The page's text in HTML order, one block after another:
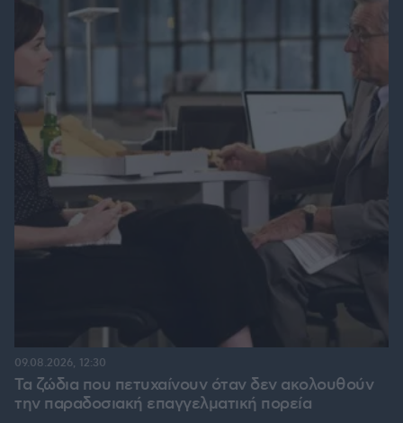
Τα ζώδια που πετυχαίνουν όταν δεν ακολουθούν
την παραδοσιακή επαγγελματική πορεία
09.08.2026, 12:30